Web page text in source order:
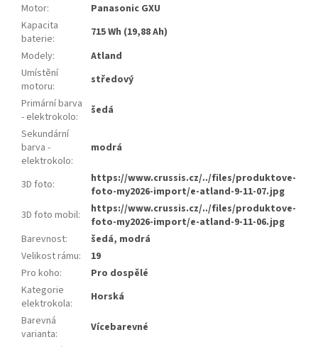
Motor:
Panasonic GXU
Kapacita
baterie:
715 Wh (19,88 Ah)
Modely:
Atland
Umístění
motoru:
středový
Primární barva
- elektrokolo:
šedá
Sekundární
barva -
elektrokolo:
modrá
3D foto:
https://www.crussis.cz/../files/produktove-
foto-my2026-import/e-atland-9-11-07.jpg
3D foto mobil:
https://www.crussis.cz/../files/produktove-
foto-my2026-import/e-atland-9-11-06.jpg
Barevnost:
šedá, modrá
Velikost rámu:
19
Pro koho:
Pro dospělé
Kategorie
elektrokola:
Horská
Barevná
varianta:
Vícebarevné